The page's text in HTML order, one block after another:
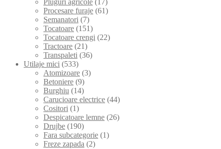
Procesare furaje (61)
Semanatori (7)
Tocatoare (151)
Tocatoare crengi (22)
Tractoare (21)
Transpaleti (36)
Utilaje mici (533)
Atomizoare (3)
Betoniere (9)
Burghiu (14)
Carucioare electrice (44)
Cositori (1)
Despicatoare lemne (26)
Drujbe (190)
Fara subcategorie (1)
Freze zapada (2)